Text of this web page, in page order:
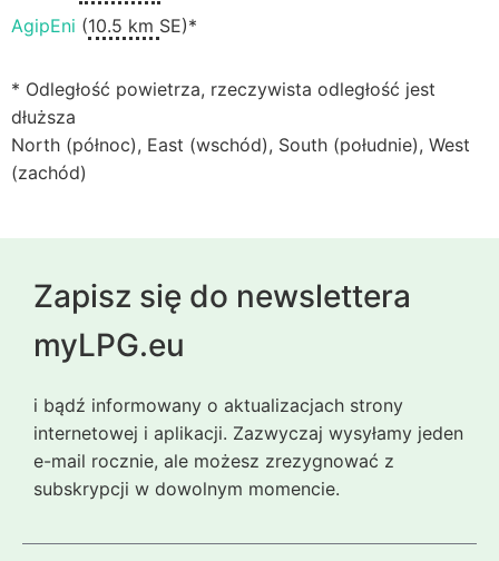
AgipEni (10.5 km SE)*
* Odległość powietrza, rzeczywista odległość jest
dłuższa
North (północ), East (wschód), South (południe), West
(zachód)
Zapisz się do newslettera
myLPG.eu
i bądź informowany o aktualizacjach strony
internetowej i aplikacji. Zazwyczaj wysyłamy jeden
e-mail rocznie, ale możesz zrezygnować z
subskrypcji w dowolnym momencie.